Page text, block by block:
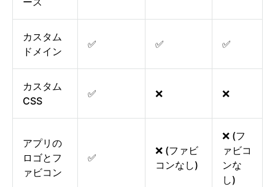
カスタム
ドメイン
✅ ✅ ✅
カスタム
CSS
✅ ❌ ❌
アプリの
ロゴとフ
ァビコン
✅
❌ (ファビ
コンなし)
❌ (フ
ァビコ
ンな
し)